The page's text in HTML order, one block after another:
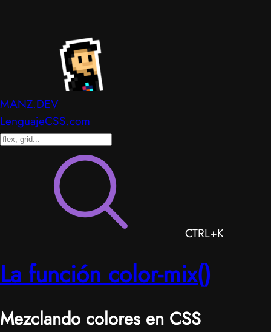
MANZ.DEV
LenguajeCSS.com
CTRL+K
La función color-mix()
Mezclando colores en CSS